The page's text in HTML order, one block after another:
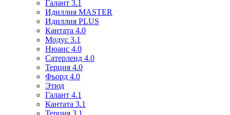
Галант 3.1
Идиллия MASTER
Идиллия PLUS
Кантата 4.0
Модус 3.1
Нюанс 4.0
Сатерленд 4.0
Терция 4.0
Фьорд 4.0
Этюд
Галант 4.1
Кантата 3.1
Терция 3.1